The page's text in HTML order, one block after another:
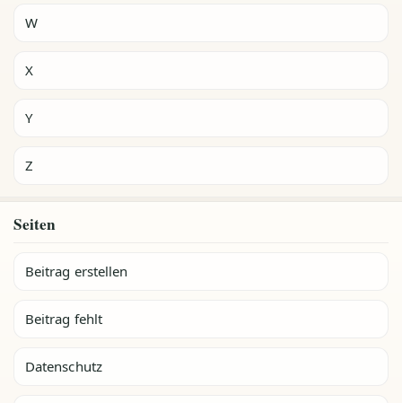
W
X
Y
Z
Seiten
Beitrag erstellen
Beitrag fehlt
Datenschutz